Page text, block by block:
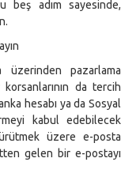
beş adım sayesinde,
üzerinden pazarlama
da tercih
hesabı ya da Sosyal
kabul edebilecek
üzere e-posta
gelen bir e-postayı